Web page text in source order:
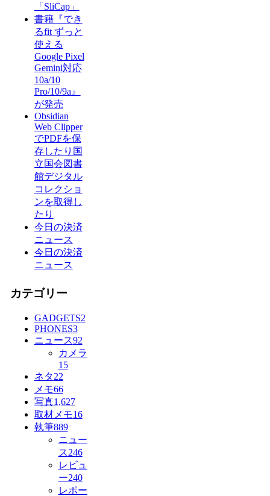
「SliCap」
書籍『でき
るfit ずっと
使える
Google Pixel
Gemini対応
10a/10
Pro/10/9a』
が発売
Obsidian
Web Clipper
でPDFを保
存したり国
立国会図書
館デジタル
コレクショ
ンを取得し
たり
今日の決済
ニュース
今日の決済
ニュース
カテゴリー
GADGETS2
PHONES3
ニュース92
カメラ
15
ネタ22
メモ66
写真1,627
取材メモ16
執筆889
ニュー
ス246
レビュ
ー240
レポー